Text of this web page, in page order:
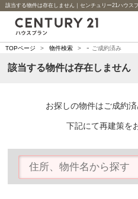
該当する物件は存在しません｜センチュリー21ハウス
TOPページ > 物件検索 > - ご成約済み
該当する物件は存在しません
お探しの物件はご成約済
下記にて再建策を